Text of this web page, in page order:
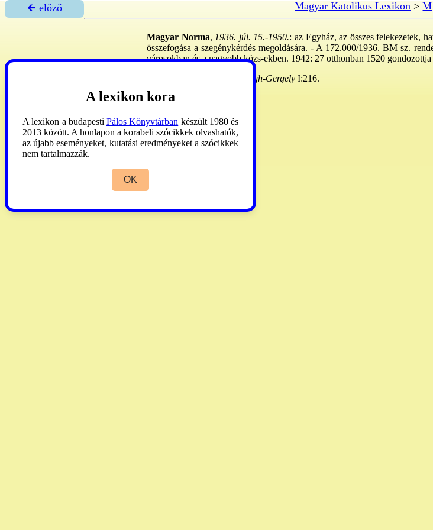
🡰 előző Magyar Katolikus Lexikon >M
Magyar Norma, 1936. júl. 15.-1950.: az Egyház, az összes felekezetek,
összefogása a szegénykérdés megoldására. - A 172.000/1936. BM sz.
városokban és a nagyobb közs-ekben. 1942: 27 otthonban 1520
Balogh-Gergely I:216.
A lexikon kora
A lexikon a budapesti Pálos Könyvtárban készült 1980 és
2013 között. A honlapon a korabeli szócikkek olvashatók,
az újabb eseményeket, kutatási eredményeket a szócikkek
nem tartalmazzák.
OK